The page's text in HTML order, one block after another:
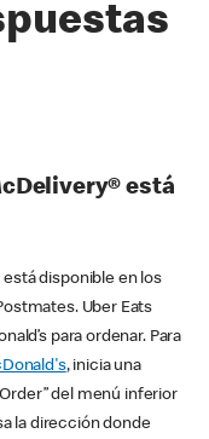
está
disponible en los
Uber Eats
para ordenar. Para
, inicia una
del menú inferior
la dirección donde